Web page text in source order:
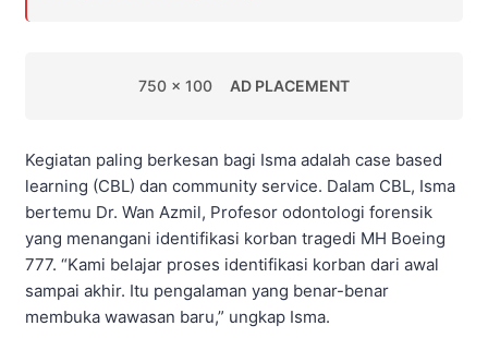
750 x 100 AD PLACEMENT
Kegiatan paling berkesan bagi Isma adalah case based
learning (CBL) dan community service. Dalam CBL, Isma
bertemu Dr. Wan Azmil, Profesor odontologi forensik
yang menangani identifikasi korban tragedi MH Boeing
777. “Kami belajar proses identifikasi korban dari awal
sampai akhir. Itu pengalaman yang benar-benar
membuka wawasan baru,” ungkap Isma.